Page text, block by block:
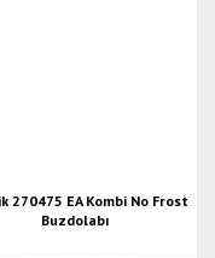
270475 EA Kombi No Frost
Buzdolabı